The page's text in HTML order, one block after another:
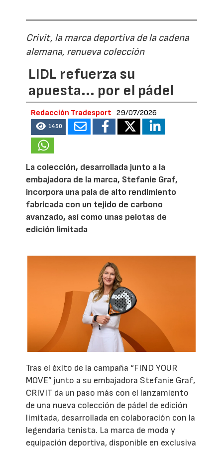
Crivit, la marca deportiva de la cadena
alemana, renueva colección
LIDL refuerza su
apuesta... por el pádel
Redacción Tradesport 29/07/2026
1450
La colección, desarrollada junto a la
embajadora de la marca, Stefanie Graf,
incorpora una pala de alto rendimiento
fabricada con un tejido de carbono
avanzado, así como unas pelotas de
edición limitada
Tras el éxito de la campaña “FIND YOUR
MOVE” junto a su embajadora Stefanie Graf,
CRIVIT da un paso más con el lanzamiento
de una nueva colección de pádel de edición
limitada, desarrollada en colaboración con la
legendaria tenista. La marca de moda y
equipación deportiva, disponible en exclusiva